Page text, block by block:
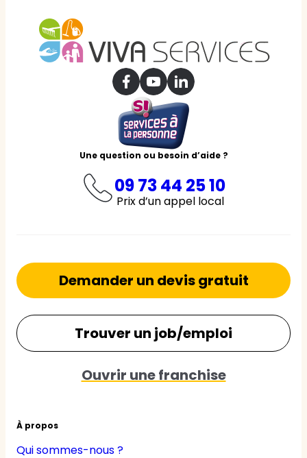
Une question ou besoin d’aide ?
09 73 44 25 10
Prix d’un appel local
À propos
Qui sommes-nous ?
Demander un devis gratuit
Trouver un job/emploi
Ouvrir une franchise